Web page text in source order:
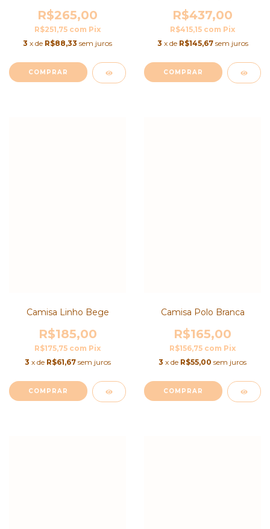
R$265,00
R$251,75 com Pix
3 x de R$88,33 sem juros
COMPRAR
R$437,00
R$415,15 com Pix
3 x de R$145,67 sem juros
COMPRAR
Camisa Linho Bege
R$185,00
R$175,75 com Pix
3 x de R$61,67 sem juros
COMPRAR
Camisa Polo Branca
R$165,00
R$156,75 com Pix
3 x de R$55,00 sem juros
COMPRAR